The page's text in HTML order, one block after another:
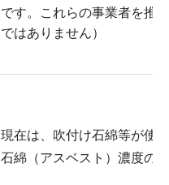
です。これらの事業者を推
ではありません）
現在は、吹付け石綿等が使
石綿（アスベスト）濃度の